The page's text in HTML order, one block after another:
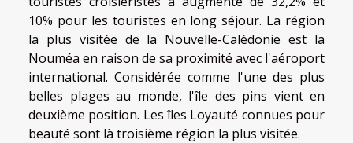
10% pour les touristes en long séjour. La région
la plus visitée de la Nouvelle-Calédonie est la
Nouméa en raison de sa proximité avec l'aéroport
international. Considérée comme l'une des plus
belles plages au monde, l'île des pins vient en
deuxième position. Les îles Loyauté connues pour
beauté sont là troisième région la plus visitée.